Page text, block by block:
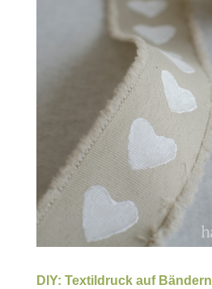
DIY: Textildruck auf Bändern